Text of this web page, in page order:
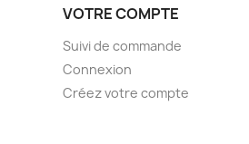
VOTRE COMPTE
Suivi de commande
Connexion
Créez votre compte